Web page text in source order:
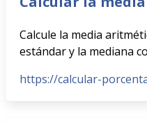
Calcule la media
estándar y la mediana
https://calcular-